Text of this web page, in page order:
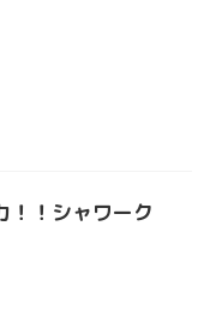
！！シャワーク